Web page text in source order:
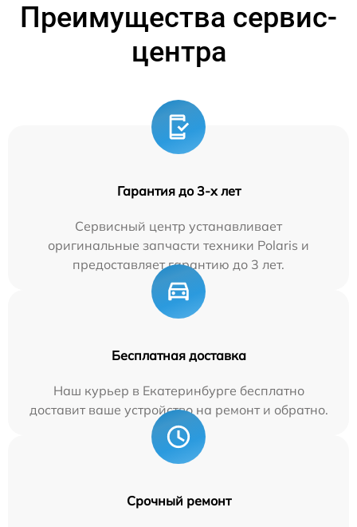
Преимущества сервис-
центра
Гарантия до 3-х лет
Сервисный центр устанавливает
оригинальные запчасти техники Polaris и
предоставляет гарантию до 3 лет.
Бесплатная доставка
Наш курьер в Екатеринбурге бесплатно
доставит ваше устройство на ремонт и обратно.
Срочный ремонт